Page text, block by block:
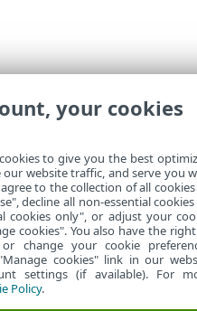
Môžete si
•
• Na
your cookies
to give you the best
our website traffic, and serve you
to the collection of all
decline all non-essential
cookies only", or adjust your
cookies". You also have the
change your cookie
cookies" link in our
settings (if available). For
Policy.